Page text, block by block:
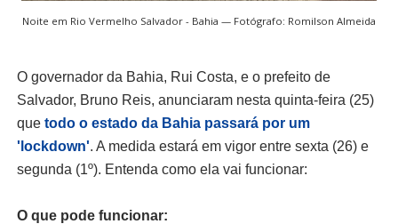
Noite em Rio Vermelho Salvador - Bahia — Fotógrafo: Romilson Almeida
O governador da Bahia, Rui Costa, e o prefeito de
Salvador, Bruno Reis, anunciaram nesta quinta-feira (25)
que todo o estado da Bahia passará por um
'lockdown'. A medida estará em vigor entre sexta (26) e
segunda (1º). Entenda como ela vai funcionar:
O que pode funcionar: